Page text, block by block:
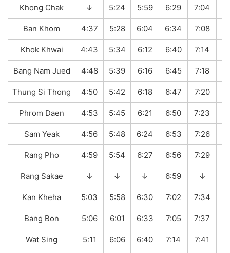
Khong Chak ↓ 5:24 5:59 6:29 7:04
Ban Khom 4:37 5:28 6:04 6:34 7:08
Khok Khwai 4:43 5:34 6:12 6:40 7:14
Bang Nam Jued 4:48 5:39 6:16 6:45 7:18
Thung Si Thong 4:50 5:42 6:18 6:47 7:20
Phrom Daen 4:53 5:45 6:21 6:50 7:23
Sam Yeak 4:56 5:48 6:24 6:53 7:26
Rang Pho 4:59 5:54 6:27 6:56 7:29
Rang Sakae ↓ ↓ ↓ 6:59 ↓
Kan Kheha 5:03 5:58 6:30 7:02 7:34
Bang Bon 5:06 6:01 6:33 7:05 7:37
Wat Sing 5:11 6:06 6:40 7:14 7:41